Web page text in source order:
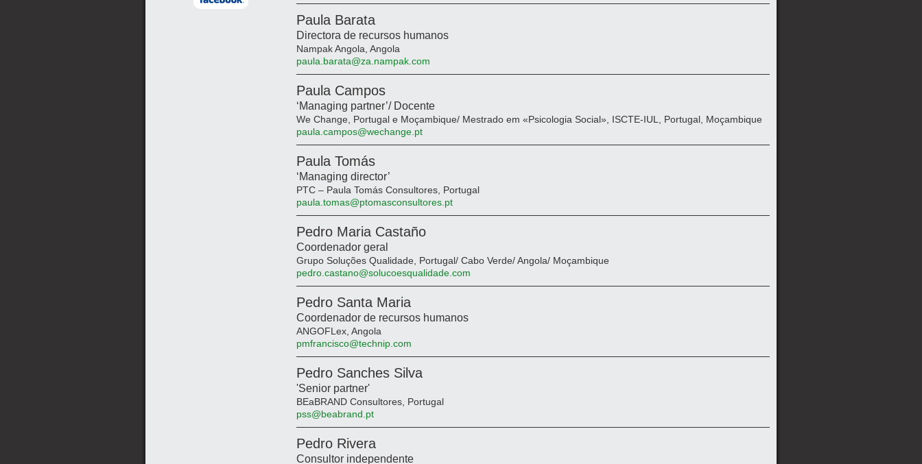
Paula Barata
Directora de recursos humanos
Nampak Angola, Angola
paula.barata@za.nampak.com
Paula Campos
‘Managing partner’/ Docente
We Change, Portugal e Moçambique/ Mestrado em «Psicologia Social», ISCTE-IUL, Portugal, Moçambique
paula.campos@wechange.pt
Paula Tomás
‘Managing director’
PTC – Paula Tomás Consultores, Portugal
paula.tomas@ptomasconsultores.pt
Pedro Maria Castaño
Coordenador geral
Grupo Soluções Qualidade, Portugal/ Cabo Verde/ Angola/ Moçambique
pedro.castano@solucoesqualidade.com
Pedro Santa Maria
Coordenador de recursos humanos
ANGOFLex, Angola
pmfrancisco@technip.com
Pedro Sanches Silva
'Senior partner'
BEaBRAND Consultores, Portugal
pss@beabrand.pt
Pedro Rivera
Consultor independente